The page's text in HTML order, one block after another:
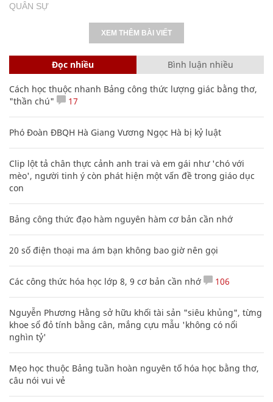
QUÂN SỰ
XEM THÊM BÀI VIẾT
Đọc nhiều Bình luận nhiều
Cách học thuộc nhanh Bảng công thức lượng giác bằng thơ,
"thần chú"
17
Phó Đoàn ĐBQH Hà Giang Vương Ngọc Hà bị kỷ luật
Clip lột tả chân thực cảnh anh trai và em gái như 'chó với
mèo', người tinh ý còn phát hiện một vấn đề trong giáo dục
con
Bảng công thức đạo hàm nguyên hàm cơ bản cần nhớ
20 số điện thoại ma ám bạn không bao giờ nên gọi
Các công thức hóa học lớp 8, 9 cơ bản cần nhớ 106
Nguyễn Phương Hằng sở hữu khối tài sản "siêu khủng", từng
khoe sổ đỏ tính bằng cân, mắng cựu mẫu 'không có nổi
nghìn tỷ'
Mẹo học thuộc Bảng tuần hoàn nguyên tố hóa học bằng thơ,
câu nói vui vẻ